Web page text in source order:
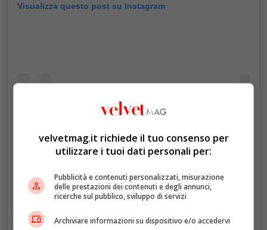
Visualizza questo post su Instagram
velvetmag.it richiede il tuo consenso per
utilizzare i tuoi dati personali per:
Pubblicità e contenuti personalizzati, misurazione
delle prestazioni dei contenuti e degli annunci,
ricerche sul pubblico, sviluppo di servizi
Archiviare informazioni su dispositivo e/o accedervi